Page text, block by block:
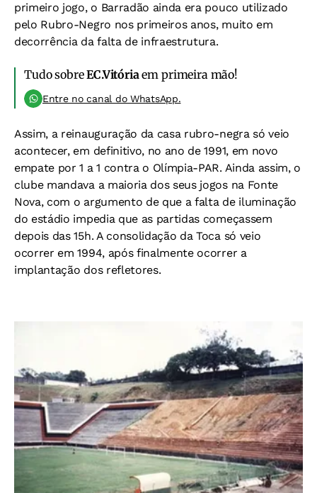
primeiro jogo, o Barradão ainda era pouco utilizado
pelo Rubro-Negro nos primeiros anos, muito em
decorrência da falta de infraestrutura.
Tudo sobreEC.Vitóriaem primeira mão!
Entre no canal do WhatsApp.
Assim, a reinauguração da casa rubro-negra só veio
acontecer, em definitivo, no ano de 1991, em novo
empate por 1 a 1 contra o Olímpia-PAR. Ainda assim, o
clube mandava a maioria dos seus jogos na Fonte
Nova, com o argumento de que a falta de iluminação
do estádio impedia que as partidas começassem
depois das 15h. A consolidação da Toca só veio
ocorrer em 1994, após finalmente ocorrer a
implantação dos refletores.